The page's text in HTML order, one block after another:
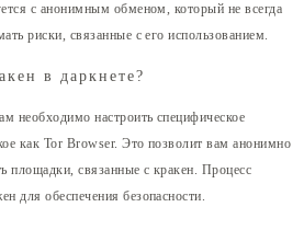
с анонимным обменом, который не всегда
риски, связанные с его использованием.
в даркнете?
необходимо настроить специфическое
как Tor Browser. Это позволит вам анонимно
площадки, связанные с кракен. Процесс
для обеспечения безопасности.